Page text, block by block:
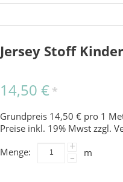
Jersey Stoff
14,50 € *
Grundpreis 14,50 € pro 1
Preise inkl. 19% Mwst zzgl.
Menge:
+
- m